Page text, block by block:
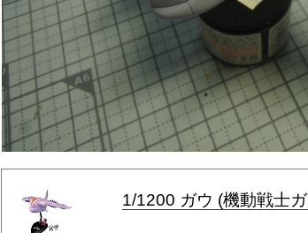
1/1200 ガウ (機動戦士